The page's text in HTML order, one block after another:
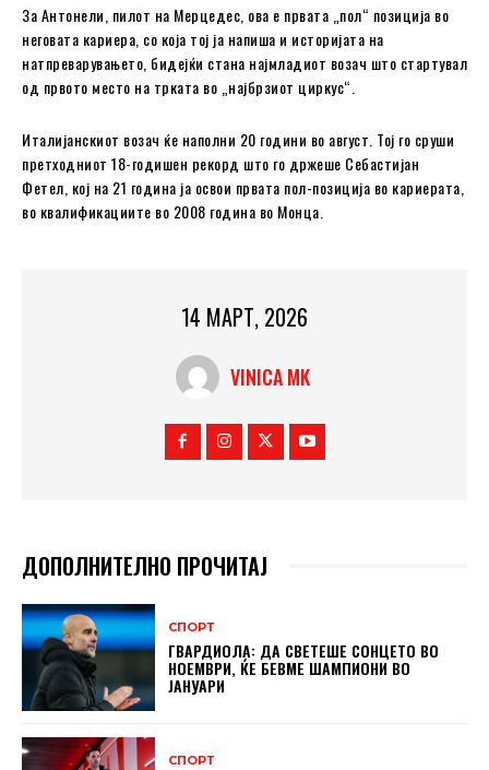
За Антонели, пилот на Мерцедес, ова е првата „пол“ позиција во
неговата кариера, со која тој ја напиша и историјата на
натпреварувањето, бидејќи стана најмладиот возач што стартувал
од првото место на трката во „најбрзиот циркус“.
Италијанскиот возач ќе наполни 20 години во август. Тој го сруши
претходниот 18-годишен рекорд што го држеше Себастијан
Фетел, кој на 21 година ја освои првата пол-позиција во кариерата,
во квалификациите во 2008 година во Монца.
14 МАРТ, 2026
VINICA MK
ДОПОЛНИТЕЛНО ПРОЧИТАЈ
СПОРТ
ГВАРДИОЛА: ДА СВЕТЕШЕ СОНЦЕТО ВО
НОЕМВРИ, ЌЕ БЕВМЕ ШАМПИОНИ ВО
ЈАНУАРИ
СПОРТ